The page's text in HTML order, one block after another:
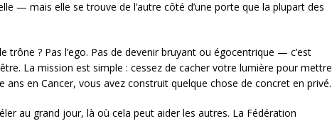
— mais elle se trouve de l’autre côté d’une porte que la plupart des
trône ? Pas l’ego. Pas de devenir bruyant ou égocentrique — c’est
La mission est simple : cessez de cacher votre lumière pour mettre
ans en Cancer, vous avez construit quelque chose de concret en privé.
au grand jour, là où cela peut aider les autres. La Fédération